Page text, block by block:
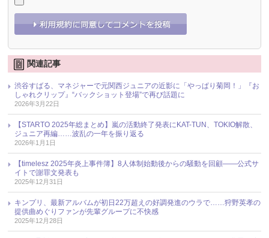
関連記事
渋谷すばる、マネジャーで元関西ジュニアの近影に「やっぱり菊岡！」『お
しゃれクリップ』“バックショット登場”で再び話題に
2026年3月22日
【STARTO 2025年総まとめ】嵐の活動終了発表にKAT-TUN、TOKIO解散、
ジュニア再編……波乱の一年を振り返る
2026年1月1日
【timelesz 2025年炎上事件簿】8人体制始動後からの騒動を回顧――公式サ
イトで謝罪文発表も
2025年12月31日
キンプリ、最新アルバムが初日22万超えの好調発進のウラで……狩野英孝の
提供曲めぐりファンが先輩グループに不快感
2025年12月28日